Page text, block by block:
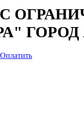
ГОРОД
Оплатить